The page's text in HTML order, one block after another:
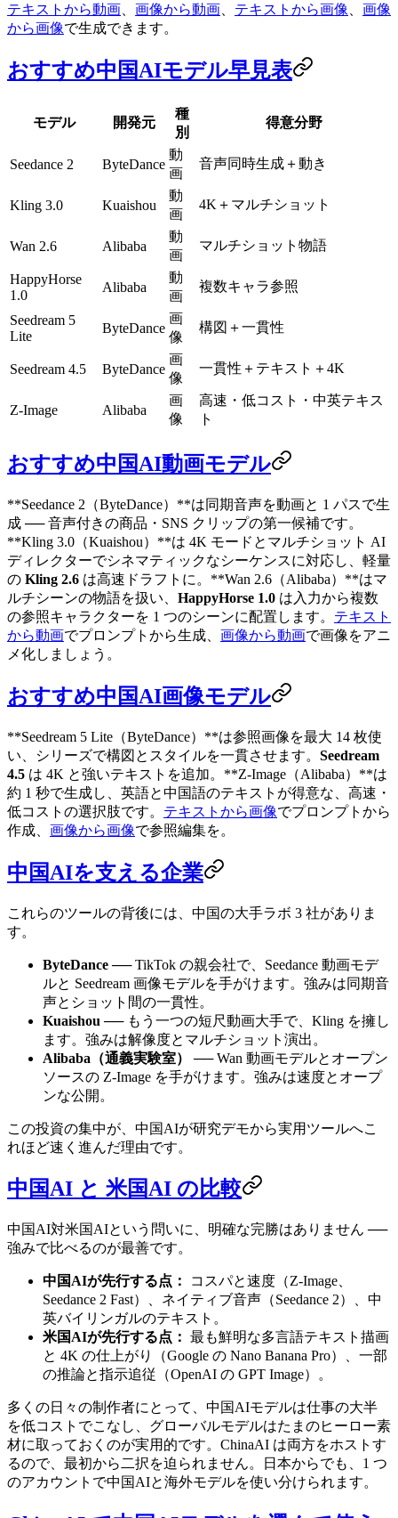
テキストから動画
画像から動画 テキストから画像
画像
から画像で生成できます。
おすすめ中国AIモデル早見表
モデル 開発元
種
別
得意分野
Seedance 2 ByteDance
動
画
音声同時生成＋動き
Kling 3.0 Kuaishou
動
画
4K＋マルチショット
Wan 2.6 Alibaba
動
画
マルチショット物語
HappyHorse
1.0
Alibaba
動
画
複数キャラ参照
Seedream 5
Lite
ByteDance
画
像
構図＋一貫性
Seedream 4.5 ByteDance
画
像
一貫性＋テキスト＋4K
Z-Image Alibaba
画
像
高速・低コスト・中英テキス
ト
おすすめ中国AI動画モデル
**Seedance 2（ByteDance）**は同期音声を動画と 1 パスで生
成 ── 音声付きの商品・SNS クリップの第一候補です。
**Kling 3.0（Kuaishou）**は 4K モードとマルチショット AI
ディレクターでシネマティックなシーケンスに対応し、軽量
の Kling 2.6 は高速ドラフトに。**Wan 2.6（Alibaba）**はマ
ルチシーンの物語を扱い、 HappyHorse 1.0 は入力から複数
の参照キャラクターを 1 つのシーンに配置します。 テキスト
から動画でプロンプトから生成、 画像から動画で画像をアニ
メ化しましょう。
おすすめ中国AI画像モデル
**Seedream 5 Lite（ByteDance）**は参照画像を最大 14 枚使
い、シリーズで構図とスタイルを一貫させます。 Seedream
4.5 は 4K と強いテキストを追加。**Z-Image（Alibaba）**は
約 1 秒で生成し、英語と中国語のテキストが得意な、高速・
低コストの選択肢です。 テキストから画像でプロンプトから
作成、 画像から画像で参照編集を。
中国AIを支える企業
これらのツールの背後には、中国の大手ラボ 3 社がありま
す。
ByteDance ── TikTok の親会社で、Seedance 動画モデ
ルと Seedream 画像モデルを手がけます。強みは同期音
声とショット間の一貫性。
Kuaishou ── もう一つの短尺動画大手で、Kling を擁し
ます。強みは解像度とマルチショット演出。
Alibaba（通義実験室）
── Wan 動画モデルとオープン
ソースの Z-Image を手がけます。強みは速度とオープ
ンな公開。
この投資の集中が、中国AIが研究デモから実用ツールへこ
れほど速く進んだ理由です。
中国AI と 米国AI の比較
中国AI対米国AIという問いに、明確な完勝はありません ──
強みで比べるのが最善です。
中国AIが先行する点：
コスパと速度（Z-Image、
Seedance 2 Fast）、ネイティブ音声（Seedance 2）、中
英バイリンガルのテキスト。
米国AIが先行する点： 最も鮮明な多言語テキスト描画
と 4K の仕上がり（Google の Nano Banana Pro）、一部
の推論と指示追従（OpenAI の GPT Image）。
多くの日々の制作者にとって、中国AIモデルは仕事の大半
を低コストでこなし、グローバルモデルはたまのヒーロー素
材に取っておくのが実用的です。ChinaAI は両方をホストす
るので、最初から二択を迫られません。日本からでも、1 つ
のアカウントで中国AIと海外モデルを使い分けられます。